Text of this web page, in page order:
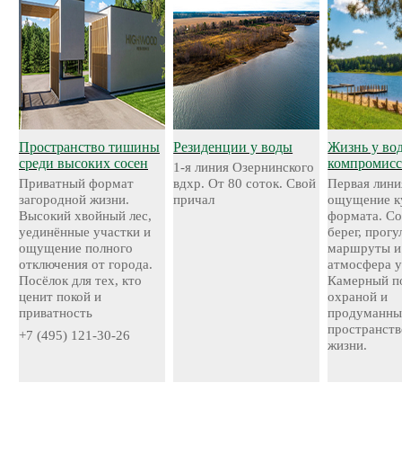
Пространство тишины
среди высоких сосен
Приватный формат
загородной жизни.
Высокий хвойный лес,
уединённые участки и
ощущение полного
отключения от города.
Посёлок для тех, кто
ценит покой и
приватность
+7 (495) 121-30-26
Резиденции у воды
1-я линия Озернинского
вдхр. От 80 соток. Свой
причал
Жизнь у
Первая
ощущение
формата.
берег,
маршруты и
атмосфера
Камерный
охраной и
жизни.